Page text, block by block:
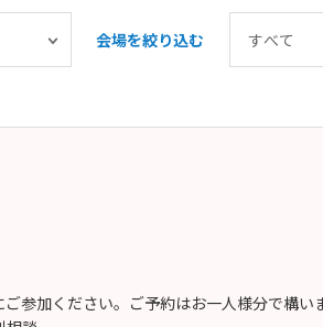
会場を絞り込む
参加ください。ご予約はお一人様分で構